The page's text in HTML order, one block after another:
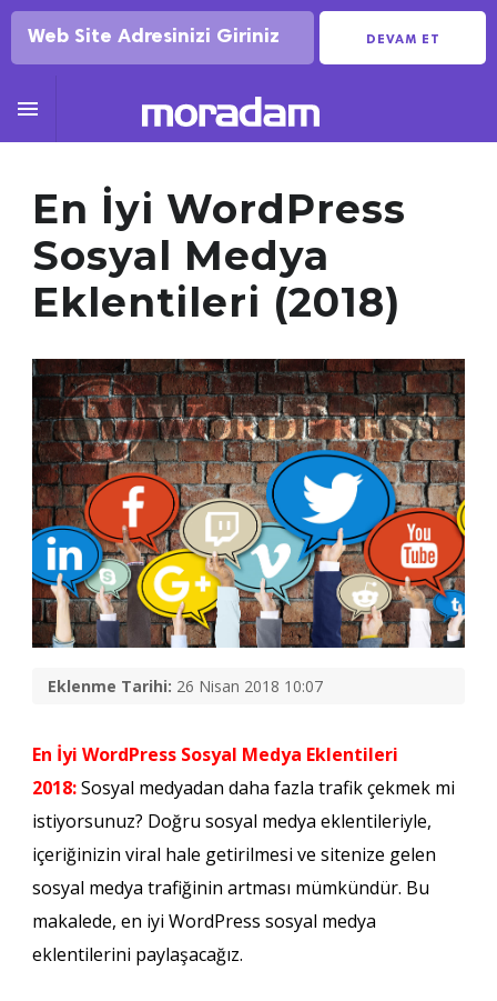
DEVAM ET

En İyi WordPress
Sosyal Medya
Eklentileri (2018)
Eklenme Tarihi: 26 Nisan 2018 10:07
En İyi WordPress Sosyal Medya Eklentileri
2018:Sosyal medyadan daha fazla trafik çekmek mi
istiyorsunuz? Doğru sosyal medya eklentileriyle,
içeriğinizin viral hale getirilmesi ve sitenize gelen
sosyal medya trafiğinin artması mümkündür. Bu
makalede, en iyi WordPress sosyal medya
eklentilerini paylaşacağız.